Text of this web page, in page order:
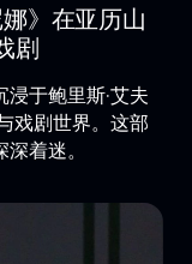
》在亚历山
剧
于鲍里斯·艾夫
戏剧世界。这部
着迷。